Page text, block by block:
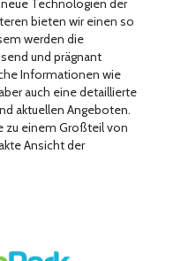
Technologien der
bieten wir einen so
werden die
und prägnant
Informationen wie
auch eine detaillierte
aktuellen Angeboten.
zu einem Großteil von
Ansicht der